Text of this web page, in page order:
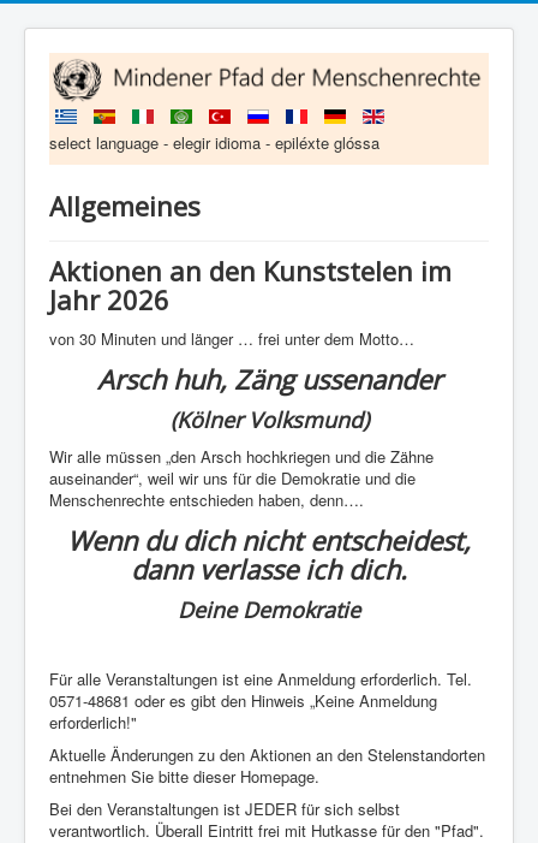
select language - elegir idioma - epiléxte glóssa
Allgemeines
Aktionen an den Kunststelen im
Jahr 2026
von 30 Minuten und länger … frei unter dem Motto…
Arsch huh, Zäng ussenander
(Kölner Volksmund)
Wir alle müssen „den Arsch hochkriegen und die Zähne
auseinander“, weil wir uns für die Demokratie und die
Menschenrechte entschieden haben, denn….
Wenn du dich nicht entscheidest,
dann verlasse ich dich.
Deine Demokratie
Für alle Veranstaltungen ist eine Anmeldung erforderlich. Tel.
0571-48681 oder es gibt den Hinweis „Keine Anmeldung
erforderlich!"
Aktuelle Änderungen zu den Aktionen an den Stelenstandorten
entnehmen Sie bitte dieser Homepage.
Bei den Veranstaltungen ist JEDER für sich selbst
verantwortlich. Überall Eintritt frei mit Hutkasse für den "Pfad".